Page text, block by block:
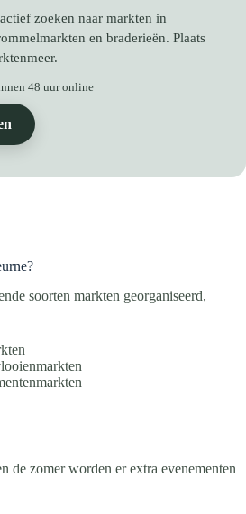
zoeken naar markten in
en braderieën. Plaats
48 uur online
soorten markten georganiseerd,
de zomer worden er extra evenementen